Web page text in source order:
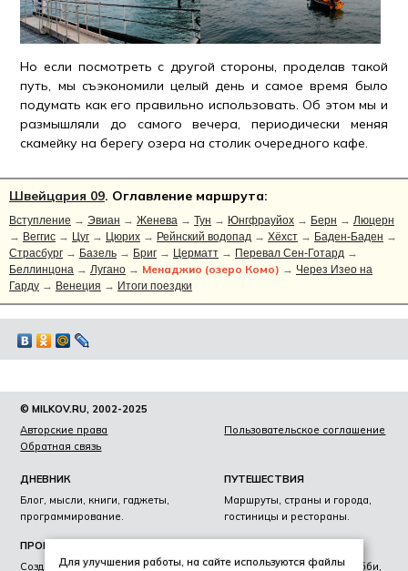
Но если посмотреть с другой стороны, проделав такой
путь, мы съэкономили целый день и самое время было
подумать как его правильно использовать. Об этом мы и
размышляли до самого вечера, периодически меняя
скамейку на берегу озера на столик очередного кафе.
Швейцария 09. Оглавление маршрута:
Вступление → Эвиан → Женева → Тун → Юнгфрауйох → Берн → Люцерн
→ Веггис → Цуг → Цюрих → Рейнский водопад → Хёхст → Баден-Баден →
Страсбург → Базель → Бриг → Церматт → Перевал Сен-Готард →
Беллинцона → Лугано → Менаджио (озеро Комо) → Через Изео на
Гарду → Венеция → Итоги поездки
© MILKOV.RU, 2002-2025
Авторские права
Пользовательское соглашение
Обратная связь
ДНЕВНИК
Блог, мысли, книги, гаджеты,
программирование.
ПУТЕШЕСТВИЯ
Маршруты, страны и города,
гостиницы и рестораны.
ПРОЕКТЫ
Создание сайтов, фирменный
Образование, награды, хобби,
Для улучшения работы, на сайте используются файлы